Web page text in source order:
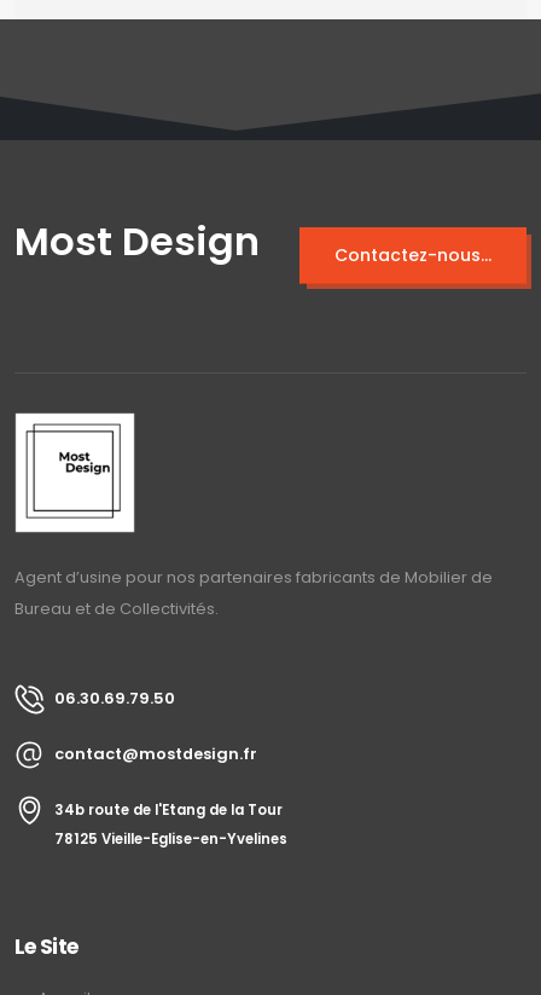
Most Design Contactez-nous...
Agent d’usine pour nos partenaires fabricants de Mobilier de
Bureau et de Collectivités.
06.30.69.79.50
contact@mostdesign.fr
34b route de l'Etang de la Tour
78125 Vieille-Eglise-en-Yvelines
Le Site